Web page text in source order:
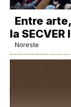
Entre
la SECVER
Noreste